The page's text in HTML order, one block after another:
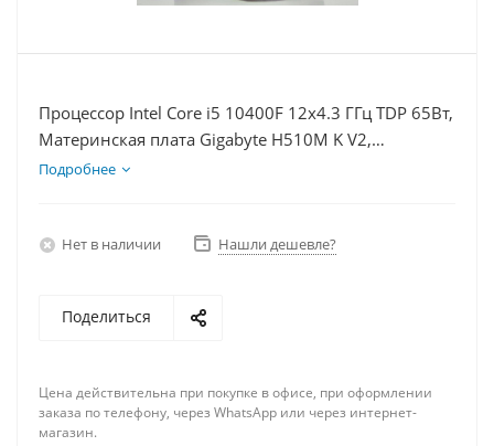
Процессор Intel Core i5 10400F 12x4.3 ГГц TDP 65Вт,
Материнская плата Gigabyte H510M K V2,
Видеокарта RTX 3060 8Гб, Память DDR4 8Gb,
Подробнее
Нет в наличии Нашли дешевле?
Поделиться
Цена действительна при покупке в офисе, при оформлении
заказа по телефону, через WhatsApp или через интернет-
магазин.